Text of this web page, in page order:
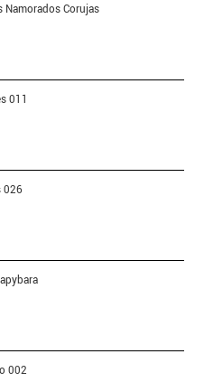
Namorados Corujas
011
026
002